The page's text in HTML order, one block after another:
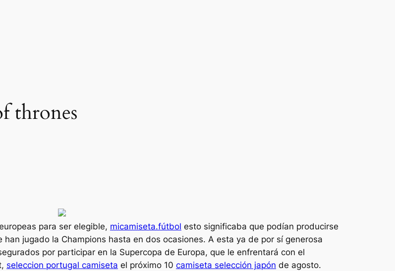
thrones
para ser elegible, micamiseta.fútbol esto significaba que podían producirse
jugado la Champions hasta en dos ocasiones. A esta ya de por sí generosa
por participar en la Supercopa de Europa, que le enfrentará con el
seleccion portugal camiseta el próximo 10 camiseta selección japón de agosto.